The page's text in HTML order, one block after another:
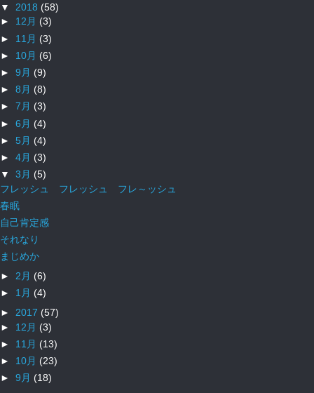
▼ 2018 (58)
► 12月 (3)
► 11月 (3)
► 10月 (6)
► 9月 (9)
► 8月 (8)
► 7月 (3)
► 6月 (4)
► 5月 (4)
► 4月 (3)
▼ 3月 (5)
フレッシュ フレッシュ フレ～ッシュ
春眠
自己肯定感
それなり
まじめか
► 2月 (6)
► 1月 (4)
► 2017 (57)
► 12月 (3)
► 11月 (13)
► 10月 (23)
► 9月 (18)